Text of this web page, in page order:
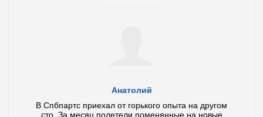
Анатолий
В Спбпартс приехал от горького опыта на другом
сто. За месяц полетели поменянные на новые